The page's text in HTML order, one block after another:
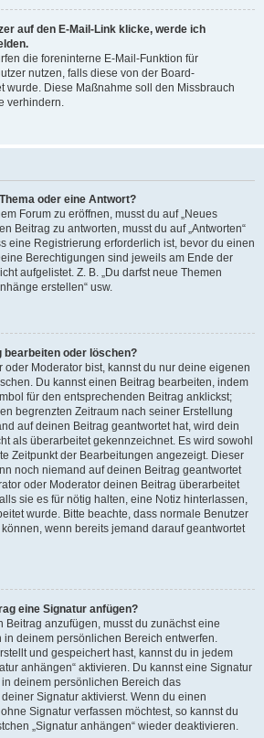
auf den E-Mail-Link klicke, werde ich
die foreninterne E-Mail-Funktion für
nutzen, falls diese von der Board-
wurde. Diese Maßnahme soll den Missbrauch
verhindern.
oder eine Antwort?
Forum zu eröffnen, musst du auf „Neues
Beitrag zu antworten, musst du auf „Antworten“
eine Registrierung erforderlich ist, bevor du einen
Berechtigungen sind jeweils am Ende der
aufgelistet. Z. B. „Du darfst neue Themen
erstellen“ usw.
bearbeiten oder löschen?
oder Moderator bist, kannst du nur deine eigenen
Du kannst einen Beitrag bearbeiten, indem
für den entsprechenden Beitrag anklickst;
begrenzten Zeitraum nach seiner Erstellung
auf deinen Beitrag geantwortet hat, wird dein
als überarbeitet gekennzeichnet. Es wird sowohl
Zeitpunkt der Bearbeitungen angezeigt. Dieser
noch niemand auf deinen Beitrag geantwortet
oder Moderator deinen Beitrag überarbeitet
sie es für nötig halten, eine Notiz hinterlassen,
wurde. Bitte beachte, dass normale Benutzer
wenn bereits jemand darauf geantwortet
eine Signatur anfügen?
Beitrag anzufügen, musst du zunächst eine
deinem persönlichen Bereich entwerfen.
und gespeichert hast, kannst du in jedem
anhängen“ aktivieren. Du kannst eine Signatur
deinem persönlichen Bereich das
Signatur aktivierst. Wenn du einen
Signatur verfassen möchtest, so kannst du
„Signatur anhängen“ wieder deaktivieren.